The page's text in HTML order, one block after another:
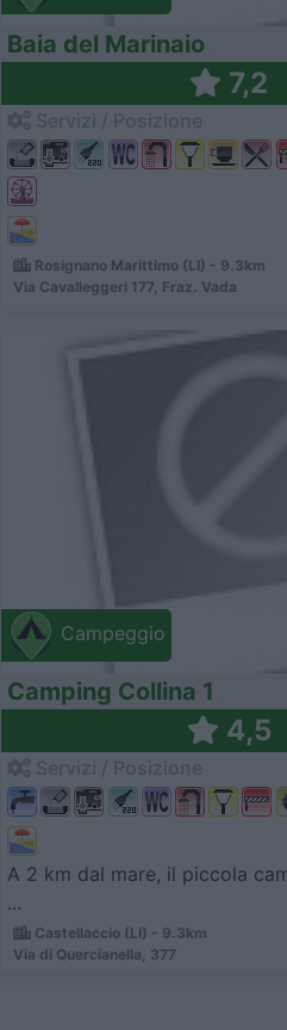
Baia del Marinaio
7,2
Rosignano Marittimo (LI) - 9.3km
Via Cavalleggeri 177, Fraz. Vada
Campeggio
Camping Collina 1
4,5
A 2 km dal mare, il piccola
...
Castellaccio (LI) - 9.3km
Via di Quercianella, 377